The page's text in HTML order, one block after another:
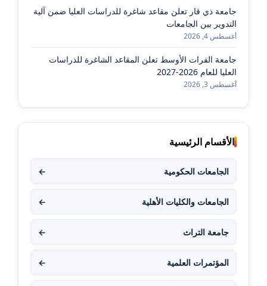
جامعة ذي قار تعلن مقاعد شاغرة للدراسات العليا ضمن آلية
التدوير بين الجامعات
أغسطس 4, 2026
جامعة الفرات الأوسط تعلن المقاعد الشاغرة للدراسات
العليا للعام 2026-2027
أغسطس 3, 2026
الأقسام الرئيسية
الجامعات الحكومية ←
الجامعات والكليات الأهلية ←
جامعة التراث ←
المؤتمرات العلمية ←